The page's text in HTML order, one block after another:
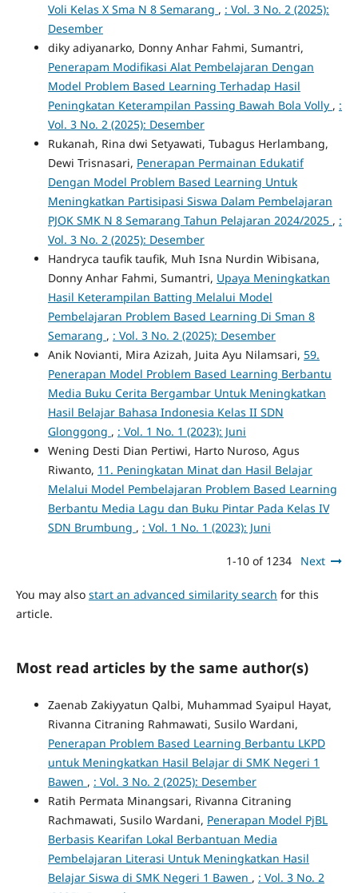
Voli Kelas X Sma N 8 Semarang , : Vol. 3 No. 2 (2025):
Desember
diky adiyanarko, Donny Anhar Fahmi, Sumantri,
Penerapam Modifikasi Alat Pembelajaran Dengan
Model Problem Based Learning Terhadap Hasil
Peningkatan Keterampilan Passing Bawah Bola Volly , :
Vol. 3 No. 2 (2025): Desember
Rukanah, Rina dwi Setyawati, Tubagus Herlambang,
Dewi Trisnasari, Penerapan Permainan Edukatif
Dengan Model Problem Based Learning Untuk
Meningkatkan Partisipasi Siswa Dalam Pembelajaran
PJOK SMK N 8 Semarang Tahun Pelajaran 2024/2025 , :
Vol. 3 No. 2 (2025): Desember
Handryca taufik taufik, Muh Isna Nurdin Wibisana,
Donny Anhar Fahmi, Sumantri, Upaya Meningkatkan
Hasil Keterampilan Batting Melalui Model
Pembelajaran Problem Based Learning Di Sman 8
Semarang , : Vol. 3 No. 2 (2025): Desember
Anik Novianti, Mira Azizah, Juita Ayu Nilamsari, 59.
Penerapan Model Problem Based Learning Berbantu
Media Buku Cerita Bergambar Untuk Meningkatkan
Hasil Belajar Bahasa Indonesia Kelas II SDN
Glonggong , : Vol. 1 No. 1 (2023): Juni
Wening Desti Dian Pertiwi, Harto Nuroso, Agus
Riwanto, 11. Peningkatan Minat dan Hasil Belajar
Melalui Model Pembelajaran Problem Based Learning
Berbantu Media Lagu dan Buku Pintar Pada Kelas IV
SDN Brumbung , : Vol. 1 No. 1 (2023): Juni
1-10 of 1234 Next
You may also start an advanced similarity search for this
article.
Most read articles by the same author(s)
Zaenab Zakiyyatun Qalbi, Muhammad Syaipul Hayat,
Rivanna Citraning Rahmawati, Susilo Wardani,
Penerapan Problem Based Learning Berbantu LKPD
untuk Meningkatkan Hasil Belajar di SMK Negeri 1
Bawen , : Vol. 3 No. 2 (2025): Desember
Ratih Permata Minangsari, Rivanna Citraning
Rachmawati, Susilo Wardani, Penerapan Model PjBL
Berbasis Kearifan Lokal Berbantuan Media
Pembelajaran Literasi Untuk Meningkatkan Hasil
Belajar Siswa di SMK Negeri 1 Bawen , : Vol. 3 No. 2